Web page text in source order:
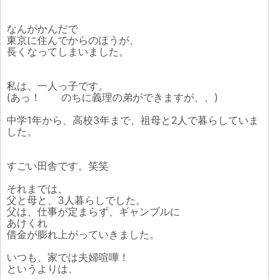
なんがかんだで
東京に住んでからのほうが、
長くなってしまいました。
私は、一人っ子です。
(あっ！ のちに義理の弟ができますが、、)
中学1年から、高校3年まで、祖母と2人で暮らしていま
した。
すごい田舎です。笑笑
それまでは、
父と母と、3人暮らしでした。
父は、仕事が定まらず、ギャンブルに
あけくれ
借金が膨れ上がっていきました。
いつも、家では夫婦喧嘩！
というよりは、